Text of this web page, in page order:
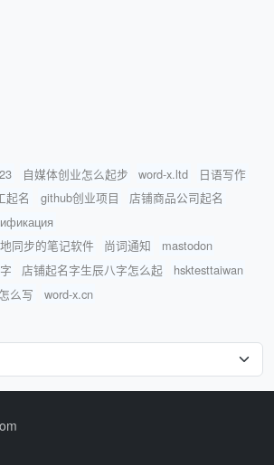
自媒体创业怎么起步 word-x.ltd
日语写作
起名 github创业项目
店铺商品公司起名
同步的笔记软件
尚词通知
mastodon
店铺起名字生辰八字怎么起
hsktesttaiwan
么写 word-x.cn